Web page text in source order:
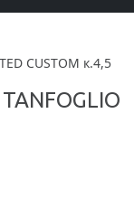
CUSTOM к.4,5